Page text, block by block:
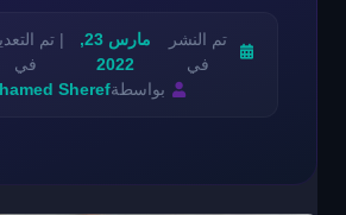
تم النشر
في
مارس 23,
2022
| تم
في
بواسطةSheref